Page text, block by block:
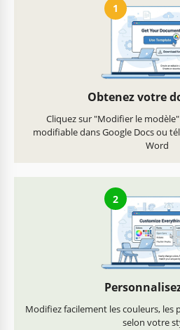
1
Obtenez votre
Cliquez sur "Modifier le
modifiable dans Google Docs ou
Word
2
Modifiez facilement les couleurs, les
selon votre